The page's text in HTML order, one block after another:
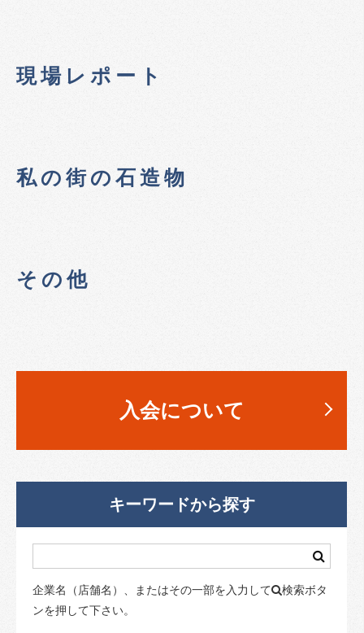
現場レポート
私の街の石造物
その他
入会について
キーワードから探す
企業名（店舗名）、またはその一部を入力して
検索ボタ
ンを押して下さい。